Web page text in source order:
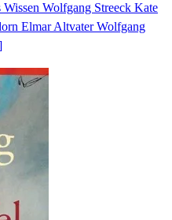
Wolfgang Streeck Kate
Elmar Altvater Wolfgang